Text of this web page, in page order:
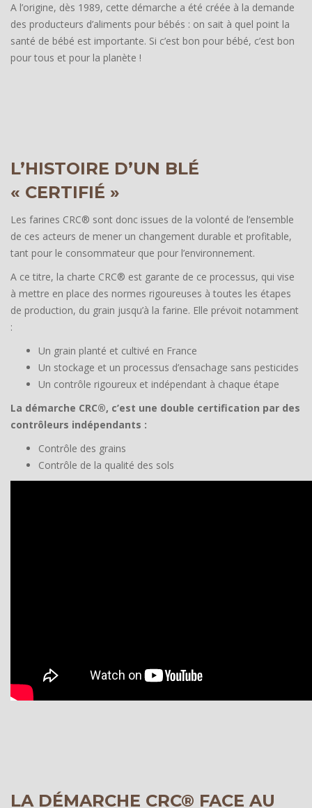
A l’origine, dès 1989, cette démarche a été créée à la demande
des producteurs d’aliments pour bébés : on sait à quel point la
santé de bébé est importante. Si c’est bon pour bébé, c’est bon
pour tous et pour la planète !
L’HISTOIRE D’UN BLÉ
« CERTIFIÉ »
Les farines CRC® sont donc issues de la volonté de l’ensemble
de ces acteurs de mener un changement durable et profitable,
tant pour le consommateur que pour l’environnement.
A ce titre, la charte CRC® est garante de ce processus, qui vise
à mettre en place des normes rigoureuses à toutes les étapes
de production, du grain jusqu’à la farine. Elle prévoit notamment
:
Un grain planté et cultivé en France
Un stockage et un processus d’ensachage sans pesticides
Un contrôle rigoureux et indépendant à chaque étape
La démarche CRC®, c’est une double certification par des
contrôleurs indépendants :
Contrôle des grains
Contrôle de la qualité des sols
LA DÉMARCHE CRC® FACE AU